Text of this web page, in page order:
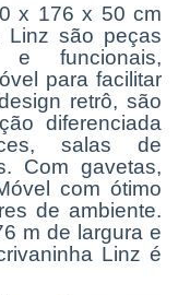
x 176 x 50 cm
são peças
e funcionais,
para facilitar
retrô, são
diferenciada
salas de
Com gavetas,
com ótimo
de ambiente.
m de largura e
Linz é